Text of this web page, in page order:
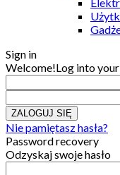
Sign in
Welcome!Log into
Nie pamiętasz hasła?
Password recovery
Odzyskaj swoje hasło